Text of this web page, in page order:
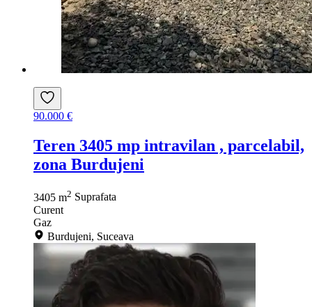
90.000 €
Teren 3405 mp intravilan , parcelabil,
zona Burdujeni
3405 m2 Suprafata
Curent
Gaz
Burdujeni, Suceava